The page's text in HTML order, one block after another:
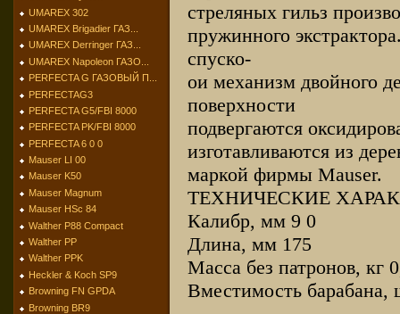
UMAREX 302
UMAREX Brigadier ГАЗ...
UMAREX Derringer ГАЗ...
UMAREX Napoleon ГАЗО...
PERFECTA G ГАЗОВЫЙ П...
PERFECTAG3
PERFECTA G5/FBI 8000
PERFECTA PK/FBI 8000
PERFECTA 6 0 0
Mauser LI 00
Mauser K50
Mauser Magnum
Mauser HSc 84
Walther P88 Compact
Walther PP
Walther PPK
Heckler & Koch SP9
Browning FN GPDA
Browning BR9
стреляных гильз
пружинного
спуско-
ои механизм двойного
поверхности
подвергаются
изготавливаются из
маркой фирмы Mauser.
ТЕХНИЧЕСКИЕ
Калибр, мм 9 0
Длина, мм 175
Масса без патронов, кг
Вместимость барабана,